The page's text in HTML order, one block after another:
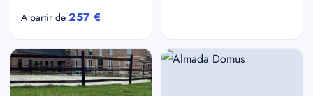
A partir de 257 €